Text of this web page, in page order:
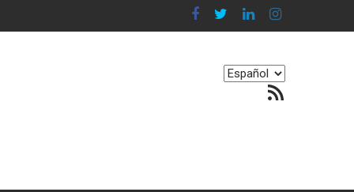
nuestro equilibrio emocional
Elegir
Feed RSS